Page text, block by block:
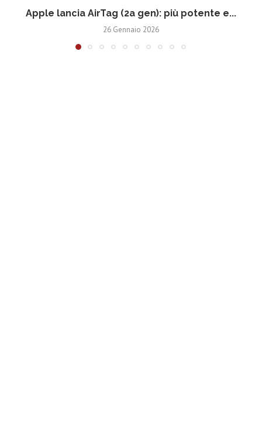
Apple lancia AirTag (2a gen): più potente e...
26 Gennaio 2026